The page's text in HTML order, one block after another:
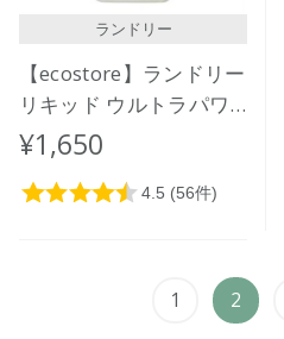
ランドリー
【ecostore】ランドリー
リキッド ウルトラパワ
ー925mL
¥1,650
1 2